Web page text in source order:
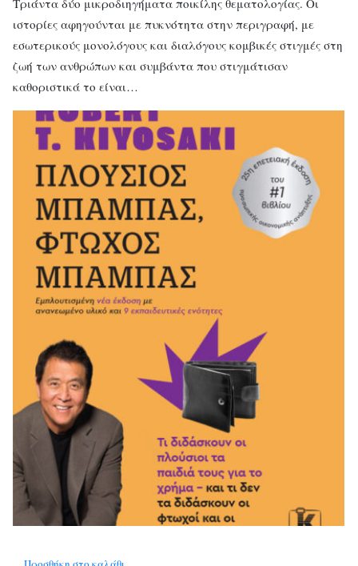
Τριάντα δύο μικροδιηγήματα ποικίλης θεματολογίας. Οι
ιστορίες αφηγούνται με πυκνότητα στην περιγραφή, με
εσωτερικούς μονολόγους και διαλόγους κομβικές στιγμές στη
ζωή των ανθρώπων και συμβάντα που στιγμάτισαν
καθοριστικά το είναι…